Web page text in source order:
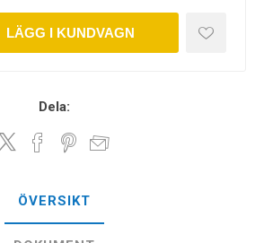
LÄGG I KUNDVAGN
Dela:
ÖVERSIKT